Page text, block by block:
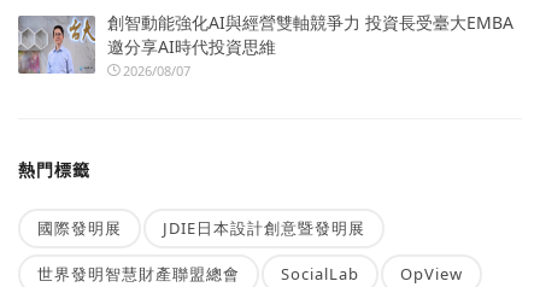
創智動能強化AI與經營雙軸競爭力 投資長受臺大EMBA
邀分享AI時代投資思維
2026/08/07
熱門標籤
國際發明展 JDIE日本設計創意暨發明展
世界發明智慧財產聯盟總會 SocialLab OpView